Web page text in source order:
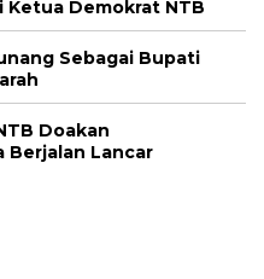
Ketua Demokrat NTB
Sebagai Bupati
Doakan
Berjalan Lancar